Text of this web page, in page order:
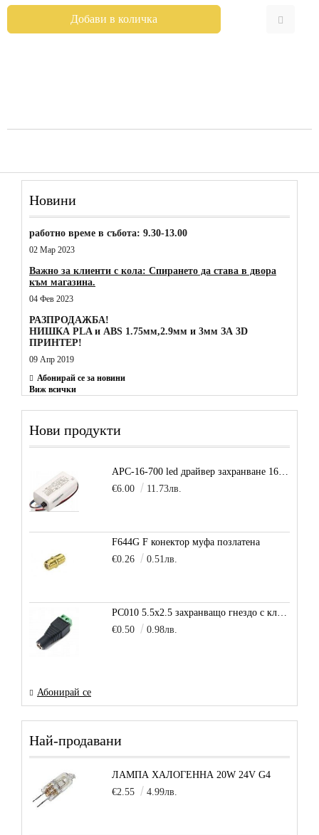
Новини
работно време в събота: 9.30-13.00
02 Мар 2023
Важно за клиенти с кола: Спирането да става в двора
към магазина.
04 Фев 2023
РАЗПРОДАЖБА!
НИШКА PLA и ABS 1.75мм,2.9мм и 3мм ЗА 3D
ПРИНТЕР!
09 Апр 2019
Абонирай се за новини
Виж всички
Нови продукти
APC-16-700 led драйвер захранване 16.8W 700mA
€6.00
11.73лв.
F644G F конектор муфа позлатена
€0.26
0.51лв.
PC010 5.5x2.5 захранващо гнездо с клема за кабел
€0.50
0.98лв.
Абонирай се
Най-продавани
ЛАМПА ХАЛОГЕННА 20W 24V G4
€2.55
4.99лв.